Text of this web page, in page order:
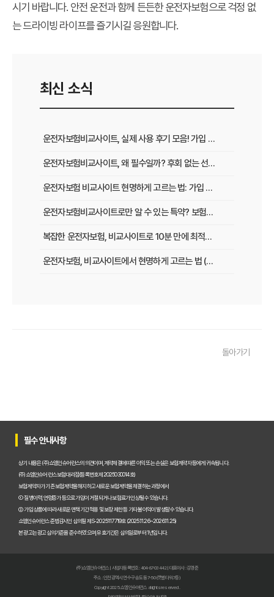
시기 바랍니다. 안전 운전과 함께 든든한 운전자보험으로 걱정 없
는 드라이빙 라이프를 즐기시길 응원합니다.
최신 소식
운전자보험비교사이트, 실제 사용 후기 모음! 가입 전 반드시 봐야 할 꿀팁
운전자보험비교사이트, 왜 필수일까? 후회 없는 선택을 위한 3가지 핵심 질문
운전자보험 비교사이트 현명하게 고르는 법: 가입 전 놓치지 말아야 할 체크리스트
운전자보험비교사이트로만 알 수 있는 특약? 보험료 절감 비법 공개
복잡한 운전자보험, 비교사이트로 10분 만에 최적의 설계 끝내는 법
운전자보험, 비교사이트에서 현명하게 고르는 법 (보장 VS 가격)
돌아가기
필수 안내사항
상기 내용은 (주)쇼엠인슈어런스의 의견이며, 계약체결에 따른 이익 또는 손실은 보험계약자 등에게 귀속됩니다.
(주)쇼엠인슈어런스 보험대리점(등록번호 제2025030014호)
보험계약자가 기존 보험계약을 해지하고 새로운 보험계약을 체결하는 과정에서
① 질병이력, 연령증가 등으로 가입이 거절되거나 보험료가 인상될 수 있습니다.
② 가입 상품에 따라 새로운 면책기간 적용 및 보장 제한 등 기타 불이익이 발생할 수 있습니다.
쇼엠인슈어런스 준법감시인 심의필 제S-2025117719호 (2025.11.26~2026.11.25)
본 광고는 광고심의기준을 준수하였으며, 유효기간은 심의일로부터 1년입니다.
(주)쇼엠인슈어런스 | 사업자등록번호 : 404-87-03442 | 대표이사 : 강경준
주소 : 인천광역시 연수구 송도동 7-50 (갯벌타워 7층)
Copyright 2025. 쇼엠인슈어런스 all rights reserved.